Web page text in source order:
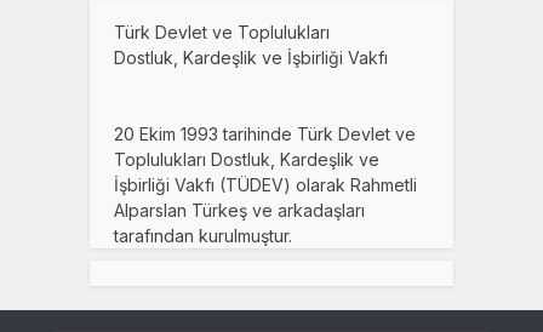
Türk Devlet ve Toplulukları
Dostluk, Kardeşlik ve İşbirliği Vakfı
20 Ekim 1993 tarihinde Türk Devlet ve
Toplulukları Dostluk, Kardeşlik ve
İşbirliği Vakfı (TÜDEV) olarak Rahmetli
Alparslan Türkeş ve arkadaşları
tarafından kurulmuştur.